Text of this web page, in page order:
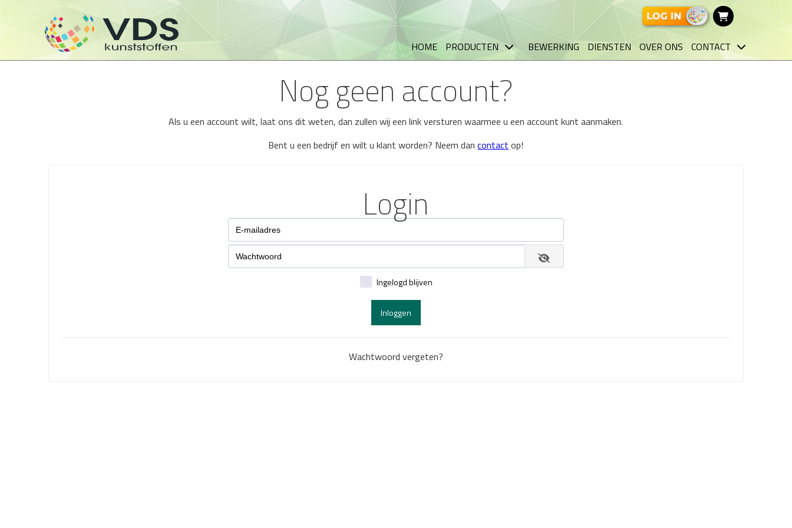
HOME PRODUCTEN BEWERKING DIENSTEN OVER ONS CONTACT
Nog geen account?
Als u een account wilt, laat ons dit weten, dan zullen wij een link versturen waarmee u een account kunt aanmaken.
Bent u een bedrijf en wilt u klant worden? Neem dancontact op!
Login
Ingelogd blijven
Inloggen
Wachtwoord vergeten?